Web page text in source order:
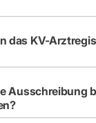
das KV-
Ausschreibung